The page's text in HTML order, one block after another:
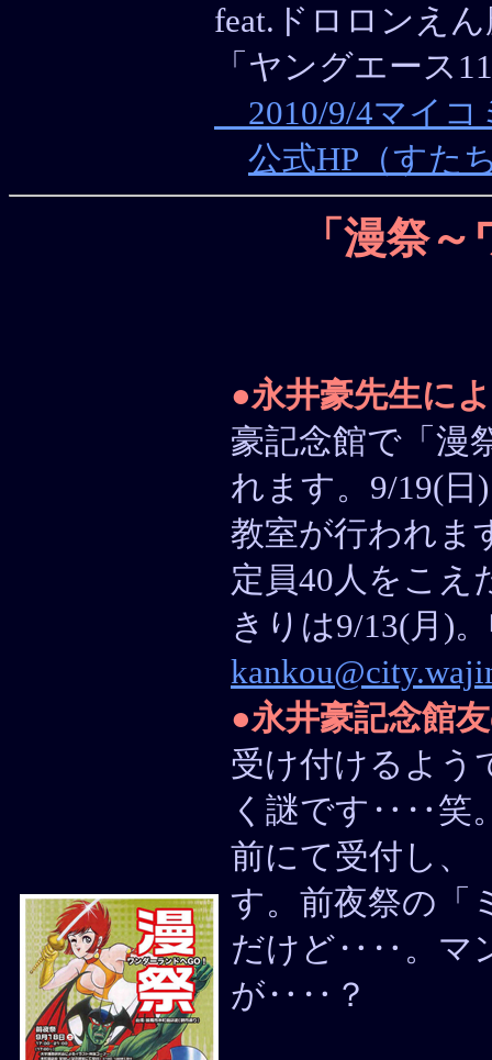
feat.ドロロンえ
「ヤングエース
2010/9/4マイコ
公式HP（すた
「漫祭
●永井豪先生に
豪記念館で「漫
れます。9/19(
教室が行われま
定員40人をこえ
きりは9/13(月)
●永井豪記念館
受け付けるよう
く謎です‥‥笑
前にて受付し、
す。前夜祭の「
だけど‥‥。マ
が‥‥？